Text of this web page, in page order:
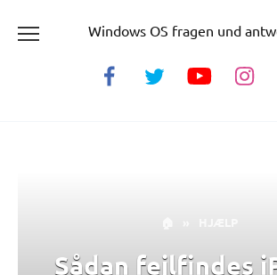
Windows OS fragen und
Sådan fejlfindes